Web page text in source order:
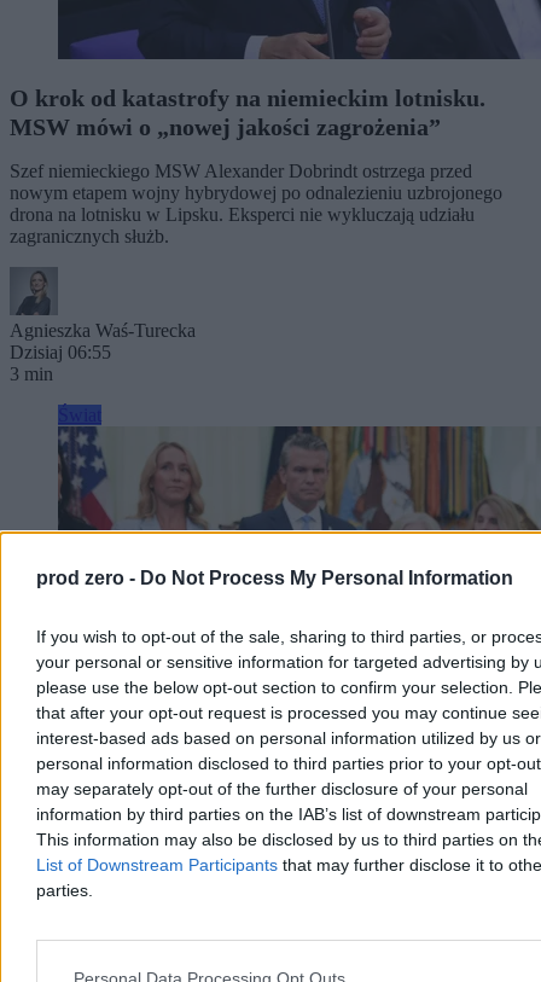
prod zero - Do Not Process My Personal Information
If you wish to opt-out of the sale, sharing to third parties, or
your personal or sensitive information for targeted advertising by
please use the below opt-out section to confirm your selection.
that after your opt-out request is processed you may continue
interest-based ads based on personal information utilized by us or
personal information disclosed to third parties prior to your opt-
may separately opt-out of the further disclosure of your personal
information by third parties on the IAB’s list of downstream
This information may also be disclosed by us to third parties on
List of Downstream Participants that may further disclose it to
parties.
Personal Data Processing Opt Outs
O krok od katastrofy na niemieckim lotnisku.
MSW mówi o „nowej jakości zagrożenia”
Szef niemieckiego MSW Alexander Dobrindt ostrzega przed
nowym etapem wojny hybrydowej po odnalezieniu uzbrojonego
drona na lotnisku w Lipsku. Eksperci nie wykluczają udziału
zagranicznych służb.
Agnieszka Waś-Turecka
Dzisiaj 06:55
3 min
USA brakuje broni? Trump miał zażądać
wyjaśnień od szefa Pentagonu
Stany Zjednoczone zmagają się z poważnym deficytem uzbrojenia,
co bezpośrednio wpływa na ich działania zbrojne. Z doniesień prasy